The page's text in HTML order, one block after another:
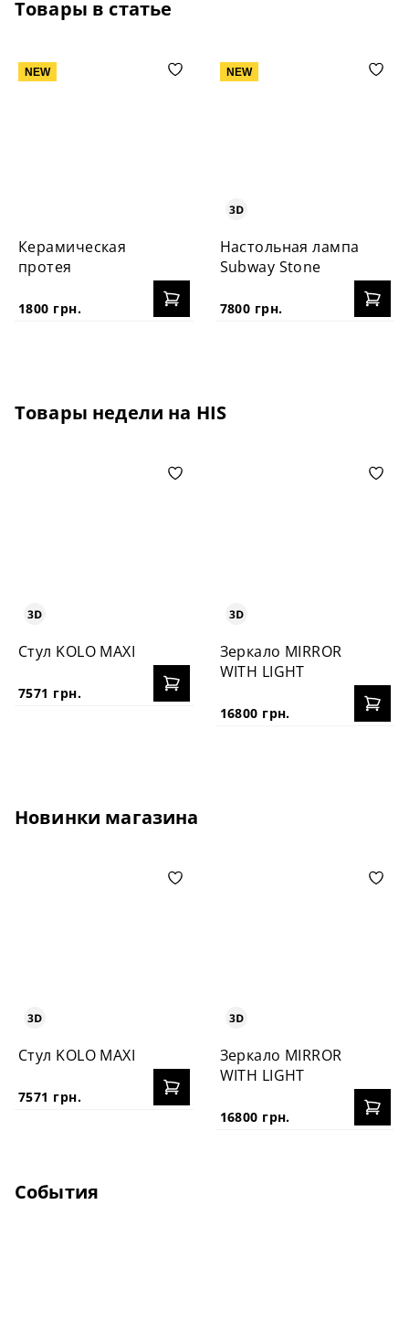
Товары в статье
NEW
Керамическая
протея
1800 грн.
NEW
Настольная лампа
Subway Stone
7800 грн.
Товары недели на HIS
Стул KOLO MAXI
7571 грн.
Зеркало MIRROR
WITH LIGHT
16800 грн.
Новинки магазина
Стул KOLO MAXI
7571 грн.
Зеркало MIRROR
WITH LIGHT
16800 грн.
События